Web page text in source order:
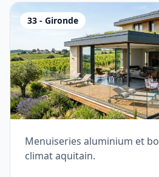
33 - Gironde
Menuiseries aluminium et
climat aquitain.